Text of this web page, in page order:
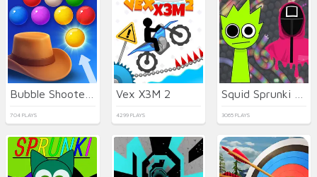
704 PLAYS
Vex X3M 2
4299 PLAYS 3065 PLAYS